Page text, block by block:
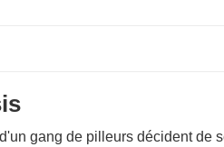
gang de pilleurs décident de